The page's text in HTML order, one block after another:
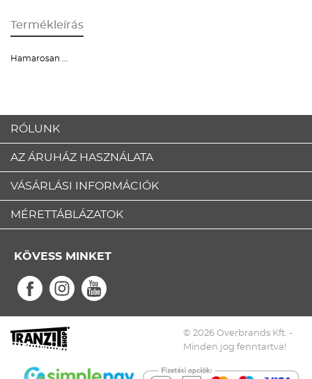
Termékleírás
Hamarosan ...
RÓLUNK
AZ ÁRUHÁZ HASZNÁLATA
VÁSÁRLÁSI INFORMÁCIÓK
MÉRETTÁBLÁZATOK
KÖVESS MINKET
© 2026 Overbrands Kft. -
Minden jog fenntartva!